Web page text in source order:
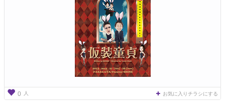
0 人 お気に入りチラシにする